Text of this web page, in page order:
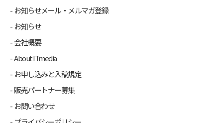
お知らせメール・メルマガ登録
お知らせ
会社概要
About ITmedia
お申し込みと入稿規定
販売パートナー募集
お問い合わせ